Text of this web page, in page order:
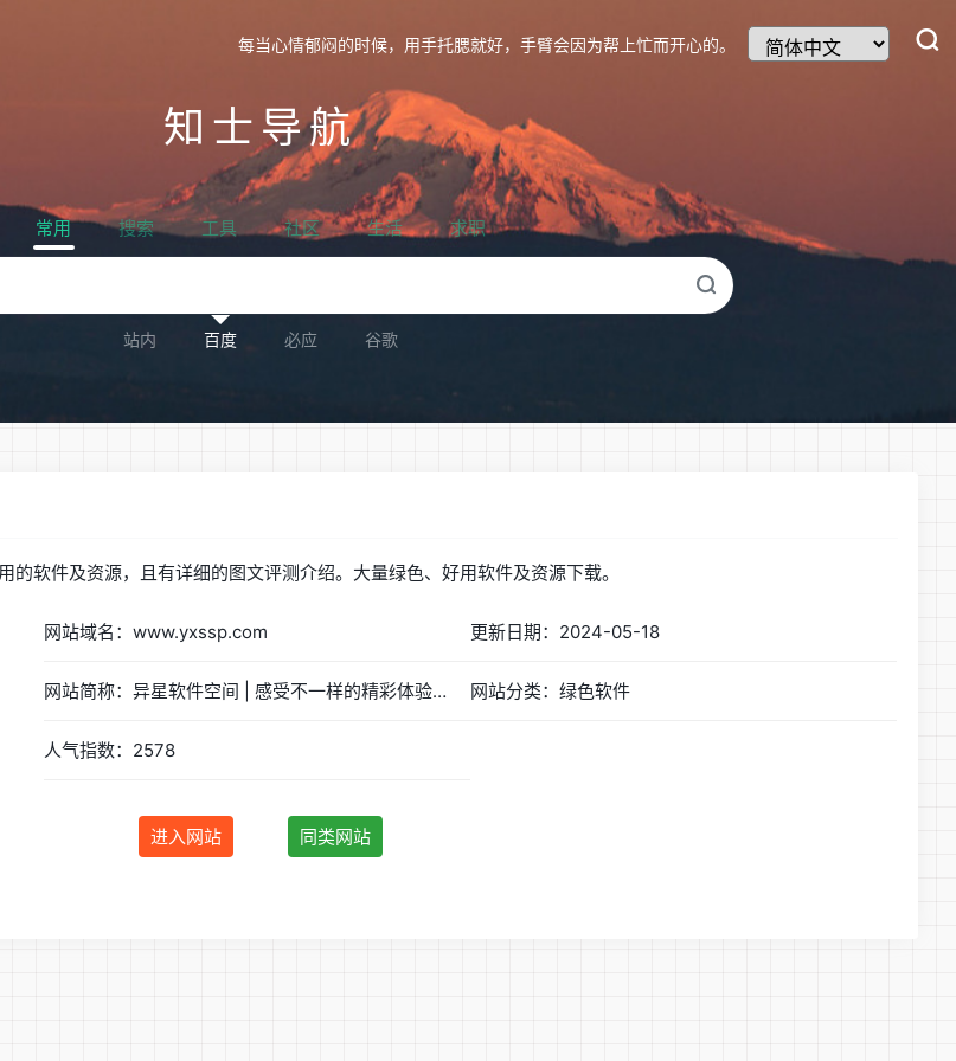
每当心情郁闷的时候，用手托腮就好，手臂会因为帮上忙而开心的。
知士导航
常用 搜索 工具 社区 生活 求职
站内 百度 必应 谷歌
软件及资源，且有详细的图文评测介绍。大量绿色、好用软件及资源下载。
网站域名：www.yxssp.com 更新日期：2024-05-18
网站简称：异星软件空间 | 感受不一样的精彩体验！ 网站分类：绿色软件
人气指数：2578
进入网站 同类网站